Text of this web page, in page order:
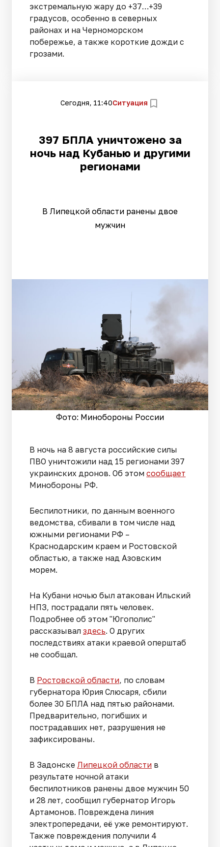
экстремальную жару до +37…+39
градусов, особенно в северных
районах и на Черноморском
побережье, а также короткие дожди с
грозами.
Сегодня, 11:40Ситуация
397 БПЛА уничтожено за
ночь над Кубанью и другими
регионами
В Липецкой области ранены двое
мужчин
Фото: Минобороны России
В ночь на 8 августа российские силы
ПВО уничтожили над 15 регионами 397
украинских дронов. Об этом сообщает
Минобороны РФ.
Беспилотники, по данным военного
ведомства, сбивали в том числе над
южными регионами РФ –
Краснодарским краем и Ростовской
областью, а также над Азовским
морем.
На Кубани ночью был атакован Ильский
НПЗ, пострадали пять человек.
Подробнее об этом "Югополис"
рассказывал здесь. О других
последствиях атаки краевой оперштаб
не сообщал.
В Ростовской области, по словам
губернатора Юрия Слюсаря, сбили
более 30 БПЛА над пятью районами.
Предварительно, погибших и
пострадавших нет, разрушения не
зафиксированы.
В Задонске Липецкой области в
результате ночной атаки
беспилотников ранены двое мужчин 50
и 28 лет, сообщил губернатор Игорь
Артамонов. Повреждена линия
электропередачи, её уже ремонтируют.
Также повреждения получили 4